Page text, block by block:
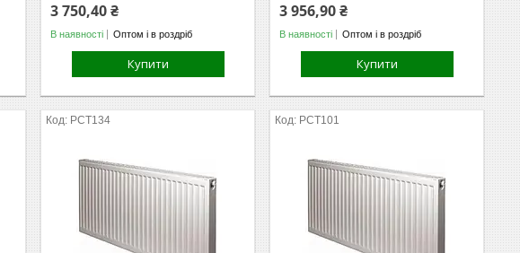
3 750,40 ₴
В наявності Оптом і в роздріб
Купити
3 956,90 ₴
В наявності Оптом і в роздріб
Купити
РСТ134 РСТ101